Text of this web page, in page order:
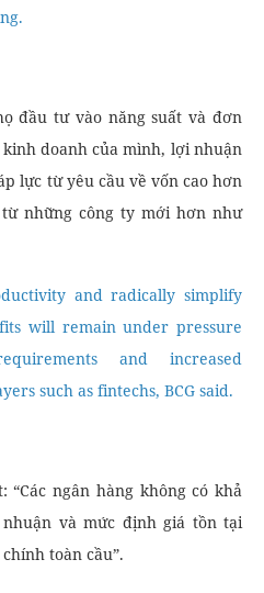
đầu tư vào năng suất và đơn
doanh của mình, lợi nhuận
lực từ yêu cầu về vốn cao hơn
những công ty mới hơn như
and radically simplify
will remain under pressure
and increased
such as fintechs, BCG said.
“Các ngân hàng không có khả
và mức định giá tồn tại
toàn cầu”.